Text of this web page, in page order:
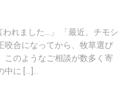
われました…」 「最近、チモシ
咬合になってから、牧草選び
このようなご相談が数多く寄
に […]...